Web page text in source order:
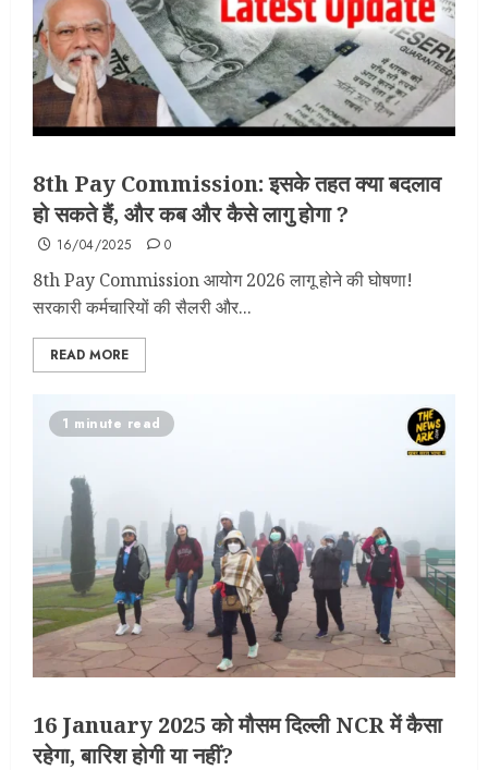
8th Pay Commission: इसके तहत क्या बदलाव
हो सकते हैं, और कब और कैसे लागु होगा ?
16/04/2025 0
8th Pay Commission आयोग 2026 लागू होने की घोषणा!
सरकारी कर्मचारियों की सैलरी और...
READ MORE
1 minute read
16 January 2025 को मौसम दिल्ली NCR में कैसा
रहेगा, बारिश होगी या नहीं?